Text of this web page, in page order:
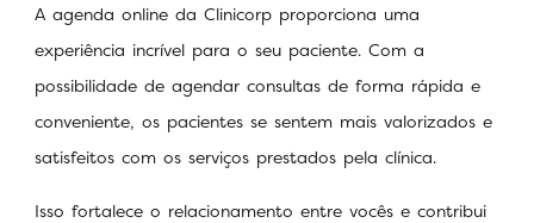
A agenda online da Clinicorp proporciona uma
experiência incrível para o seu paciente. Com a
possibilidade de agendar consultas de forma rápida e
conveniente, os pacientes se sentem mais valorizados e
satisfeitos com os serviços prestados pela clínica.
Isso fortalece o relacionamento entre vocês e contribui